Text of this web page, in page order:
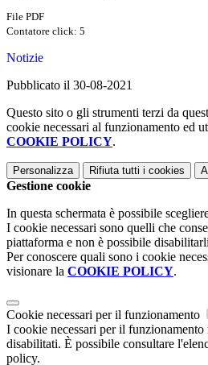
File PDF
Contatore click: 5
Notizie
Pubblicato il 30-08-2021
Questo sito o gli strumenti terzi da
cookie necessari al funzionamento ed
COOKIE POLICY.
Personalizza Rifiuta tutti i cookies
Gestione cookie
In questa schermata è possibile
I cookie necessari sono quelli che
piattaforma e non è possibile
Per conoscere quali sono i cookie
visionare la COOKIE POLICY.
Cookie necessari per il funzionamento
I cookie necessari per il funzionamento
disabilitati. È possibile consultare
policy.